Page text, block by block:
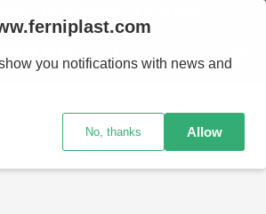
you notifications with news and
No, thanks Allow